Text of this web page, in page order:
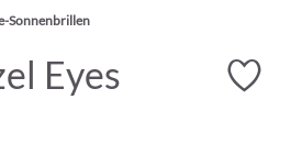
Sonnenbrillen
Eyes